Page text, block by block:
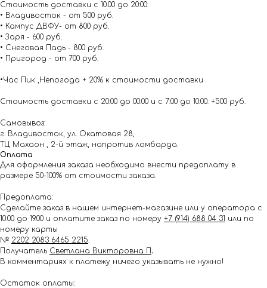
Стоимость доставки с 10.00 до 20:00:
• Владивосток - от 500 руб.
• Кампус ДВФУ- от 800 руб.
• Заря - 600 руб.
• Снеговая Падь - 800 руб.
• Пригород - от 700 руб.
•Час Пик ,Непогода + 20% к стоимости доставки
Стоимость доставки с 20:00 до 00:00 и с 7:00 до 10:00: +500 руб.
Самовывоз:
г. Владивосток, ул. Окатовая 28,
ТЦ Махаон , 2-й этаж, напротив ломбарда.
Оплата
Для оформления заказа необходимо внести предоплату в
размере 50-100% от стоимости заказа.
Предоплата:
Сделайте заказ в нашем интернет-магазине или у оператора с
10.00 до 19.00 и оплатите заказ по номеру +7 (914) 688 04 31 или по
номеру карты
№ 2202 2083 6465 2215.
Получатель Светлана Викторовна П .
В комментариях к платежу ничего указывать не нужно!
Остаток оплаты: